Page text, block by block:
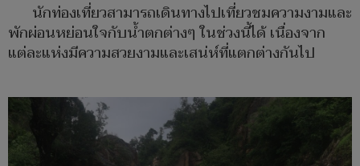
นักท่องเที่ยวสามารถเดินทางไปเที่ยวชมความงามและ
พักผ่อนหย่อนใจกับน้ำตกต่างๆ ในช่วงนี้ได้ เนื่องจาก
แต่ละแห่งมีความสวยงามและเสน่ห์ที่แตกต่างกันไป